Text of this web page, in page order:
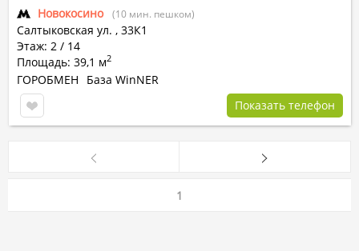
Новокосино (10 мин. пешком)
Салтыковская ул. , 33К1
Этаж: 2 / 14
Площадь: 39,1 м2
ГОРОБМЕН
База WinNER
Показать телефон
1